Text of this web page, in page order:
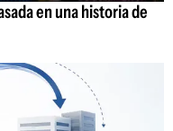
en una historia de